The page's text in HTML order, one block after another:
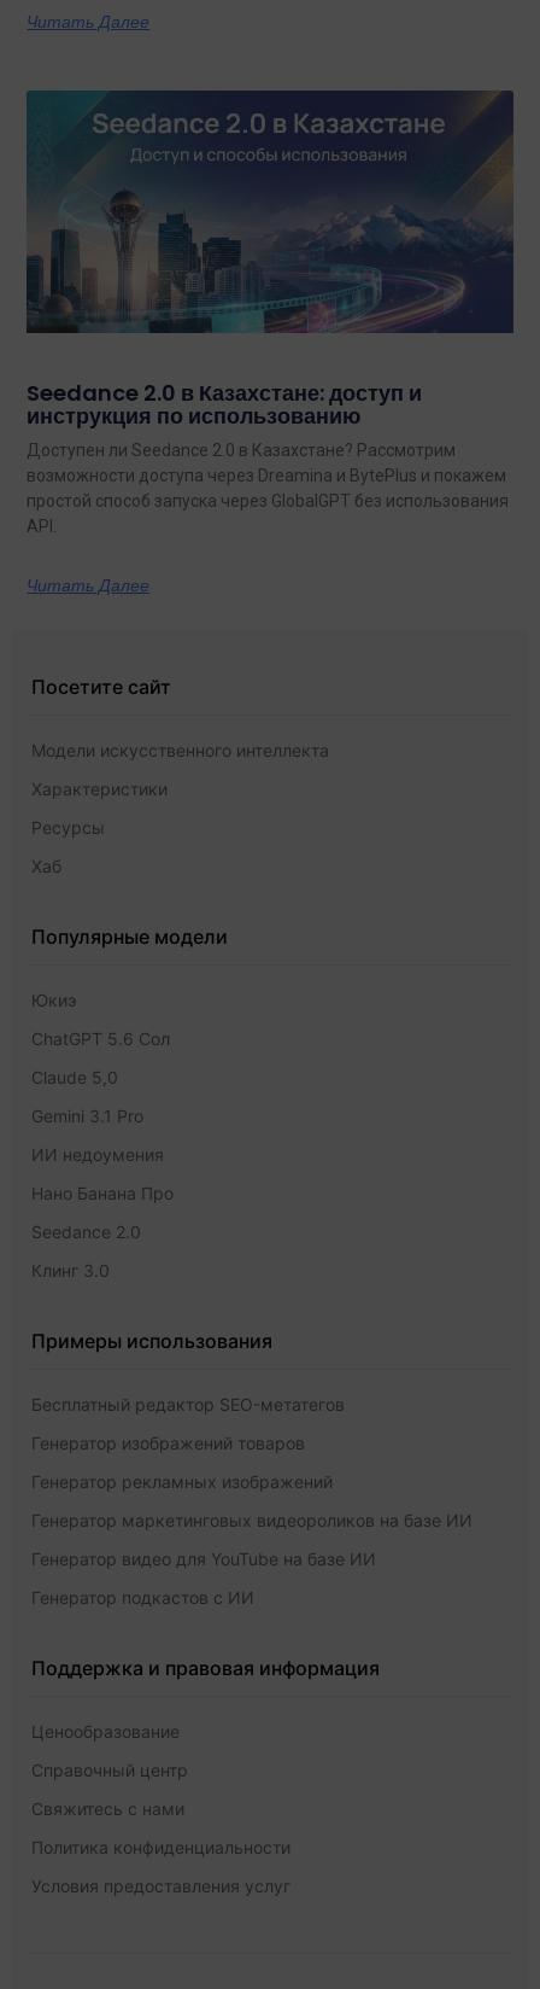
Читать Далее
Seedance 2.0 в Казахстане: доступ и
инструкция по использованию
Доступен ли Seedance 2.0 в Казахстане? Рассмотрим
возможности доступа через Dreamina и BytePlus и покажем
простой способ запуска через GlobalGPT без использования
API.
Читать Далее
Посетите сайт
Модели искусственного интеллекта
Характеристики
Ресурсы
Хаб
Популярные модели
Юкиэ
ChatGPT 5.6 Сол
Claude 5,0
Gemini 3.1 Pro
ИИ недоумения
Нано Банана Про
Seedance 2.0
Клинг 3.0
Примеры использования
Бесплатный редактор SEO-метатегов
Генератор изображений товаров
Генератор рекламных изображений
Генератор маркетинговых видеороликов на базе ИИ
Генератор видео для YouTube на базе ИИ
Генератор подкастов с ИИ
Поддержка и правовая информация
Ценообразование
Справочный центр
Свяжитесь с нами
Политика конфиденциальности
Условия предоставления услуг